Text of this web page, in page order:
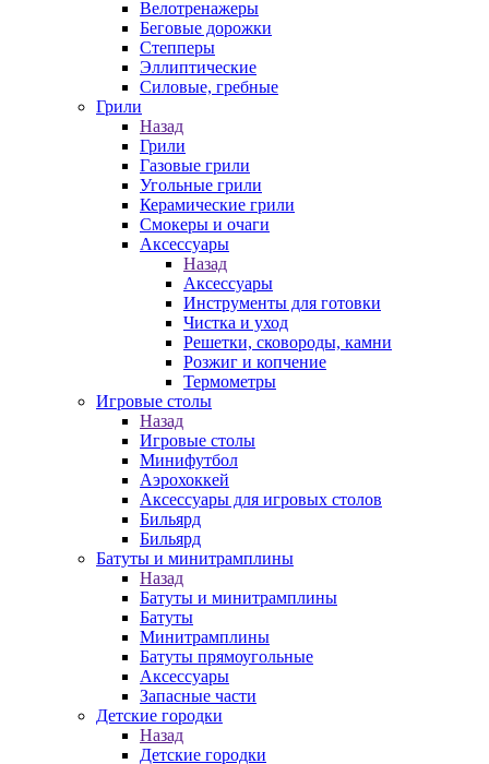
Велотренажеры
Беговые дорожки
Степперы
Эллиптические
Силовые, гребные
Грили
Назад
Грили
Газовые грили
Угольные грили
Керамические грили
Смокеры и очаги
Аксессуары
Назад
Аксессуары
Инструменты для готовки
Чистка и уход
Решетки, сковороды, камни
Розжиг и копчение
Термометры
Игровые столы
Назад
Игровые столы
Минифутбол
Аэрохоккей
Аксессуары для игровых столов
Бильяpд
Бильяpд
Батуты и минитрамплины
Назад
Батуты и минитрамплины
Батуты
Минитрамплины
Батуты прямоугольные
Аксессуары
Запасные части
Детские городки
Назад
Детские городки